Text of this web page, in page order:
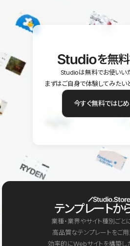
を無
Studioは無料でお使いい
まずはご自身で体験してみたい
今すぐ無料ではじ
テンプレートか
業種・業界やサイト種別ご
高品質なテンプレートをご用
効率的にWebサイトを構築し